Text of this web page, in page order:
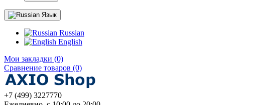
Язык
Russian
English
Мои закладки (0)
Сравнение товаров (0)
+7 (499) 3227770